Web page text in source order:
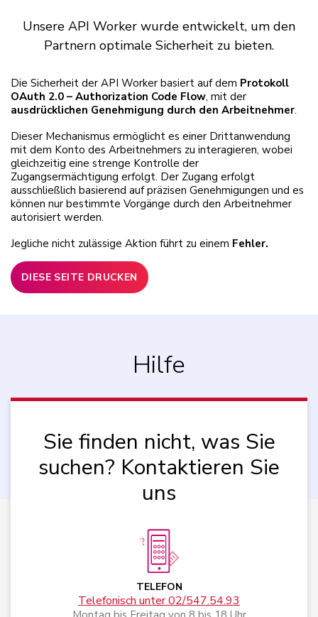
Unsere API Worker wurde entwickelt, um den
Partnern optimale Sicherheit zu bieten.
Die Sicherheit der API Worker basiert auf dem Protokoll
OAuth 2.0 – Authorization Code Flow, mit der
ausdrücklichen Genehmigung durch den Arbeitnehmer.
Dieser Mechanismus ermöglicht es einer Drittanwendung
mit dem Konto des Arbeitnehmers zu interagieren, wobei
gleichzeitig eine strenge Kontrolle der
Zugangsermächtigung erfolgt. Der Zugang erfolgt
ausschließlich basierend auf präzisen Genehmigungen und es
können nur bestimmte Vorgänge durch den Arbeitnehmer
autorisiert werden.
Jegliche nicht zulässige Aktion führt zu einem Fehler.
DIESE SEITE DRUCKEN
Hilfe
Sie finden nicht, was Sie
suchen? Kontaktieren Sie
uns
TELEFON
Telefonisch unter 02/547.54.93